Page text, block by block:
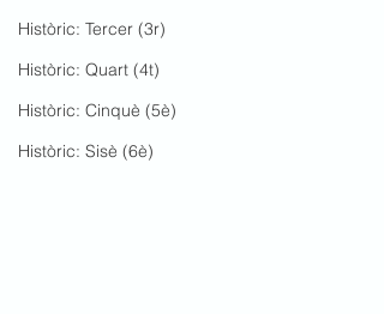
Històric: Tercer (3r)
Històric: Quart (4t)
Històric: Cinquè (5è)
Històric: Sisè (6è)